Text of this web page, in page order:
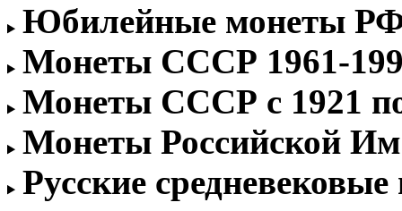
Юбилейные монеты РФ
Монеты СССР 1961-
Монеты СССР с 1921 по
Монеты Российской
Русские